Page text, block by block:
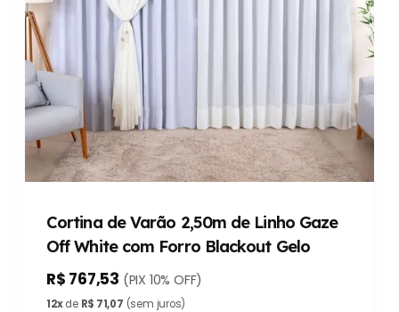
Cortina de Varão 2,50m de Linho Gaze
Off White com Forro Blackout Gelo
R$ 767,53 (PIX 10% OFF)
12xde R$ 71,07 (sem juros)